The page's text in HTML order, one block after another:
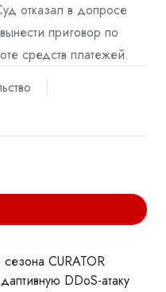
отказал в допросе
приговор по
средств платежей.
сезона CURATOR
DDoS-атаку